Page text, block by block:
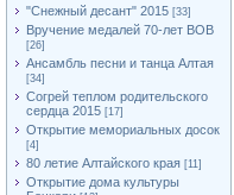
"Снежный десант" 2015 [33]
Вручение медалей 70-лет ВОВ
[26]
Ансамбль песни и танца Алтая
[34]
Согрей теплом родительского
сердца 2015 [17]
Открытие мемориальных досок
[4]
80 летие Алтайского края [11]
Открытие дома культуры